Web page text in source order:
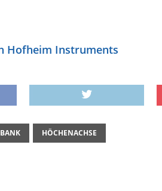
Hofheim Instruments
HÖCHENACHSE